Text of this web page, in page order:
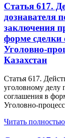
Статья 617.
дознавателя
заключения
форме
Уголовно-
Казахстан
Статья 617.
уголовному делу
соглашения в
Уголовно-
Читать